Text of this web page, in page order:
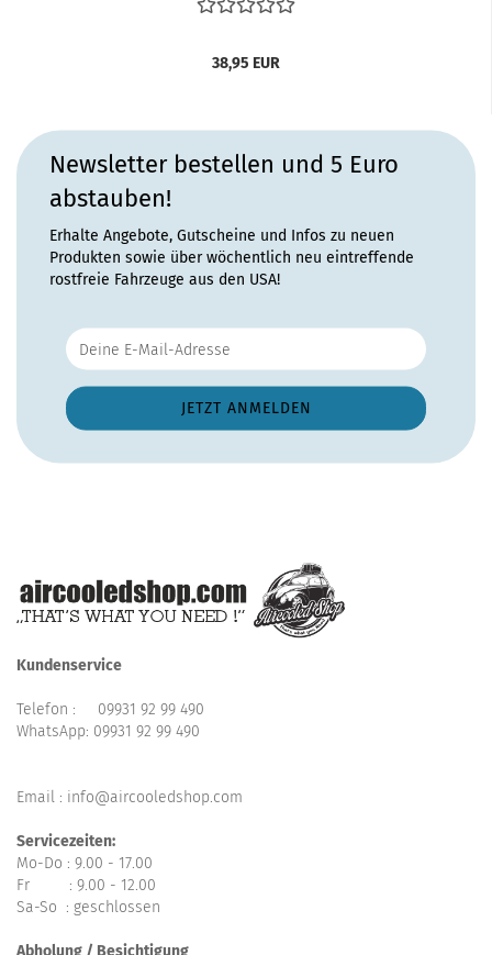
38,95 EUR
Newsletter bestellen und 5 Euro
abstauben!
Erhalte Angebote, Gutscheine und Infos zu neuen
Produkten sowie über wöchentlich neu eintreffende
rostfreie Fahrzeuge aus den USA!
Kundenservice
Telefon : 09931 92 99 490
WhatsApp: 09931 92 99 490
Email : info@aircooledshop.com
Servicezeiten:
Mo-Do : 9.00 - 17.00
Fr : 9.00 - 12.00
Sa-So : geschlossen